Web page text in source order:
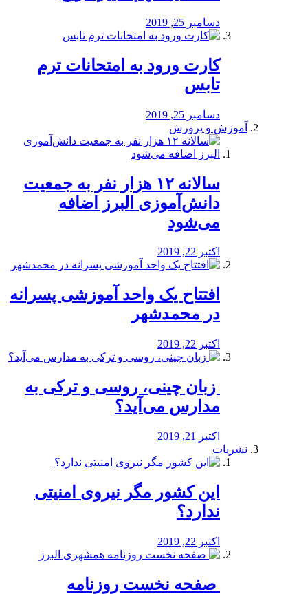
دسامبر 25, 2019
کارت ورود به امتحانات ترم
تابس
دسامبر 25, 2019
آموزش و پرورش
️سالانه ۱۲ هزار نفر به جمعیت
دانش‌آموزی البرز اضافه
می‌شود
اکتبر 22, 2019
افتتاح یک واحد آموزشی پسرانه
در محمدشهر
اکتبر 22, 2019
️ زبان چینی، روسی و ترکی به
مدارس می‌آید؟
اکتبر 21, 2019
نشریات
این کشور مگر نیروی امنیتی
ندارد؟
اکتبر 22, 2019
️ صفحه نخست روزنامه‌